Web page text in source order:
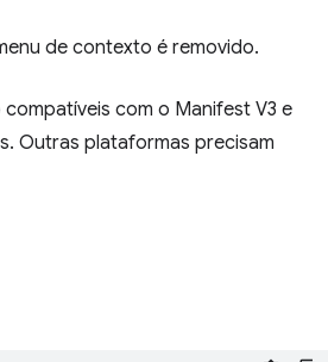
de contexto é removido.
com o Manifest V3 e
Outras plataformas precisam